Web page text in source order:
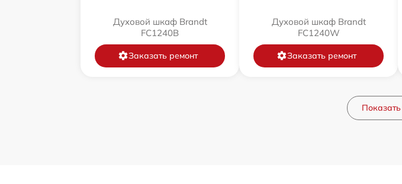
Духовой шкаф Brandt
FC1240B
Заказать ремонт
Духовой шкаф Brandt
FC1240W
Заказать ремонт